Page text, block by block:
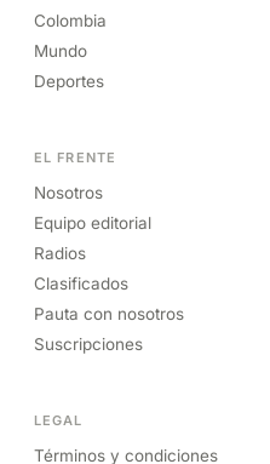
Colombia
Mundo
Deportes
EL FRENTE
Nosotros
Equipo editorial
Radios
Clasificados
Pauta con nosotros
Suscripciones
LEGAL
Términos y condiciones